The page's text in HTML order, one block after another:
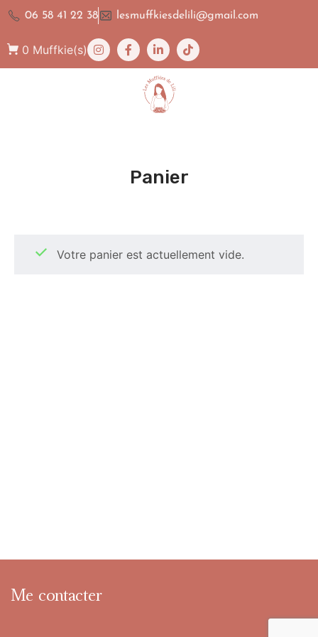
06 58 41 22 38 lesmuffkiesdelili@gmail.com
0 Muffkie(s)
Panier
Votre panier est actuellement vide.
Me contacter